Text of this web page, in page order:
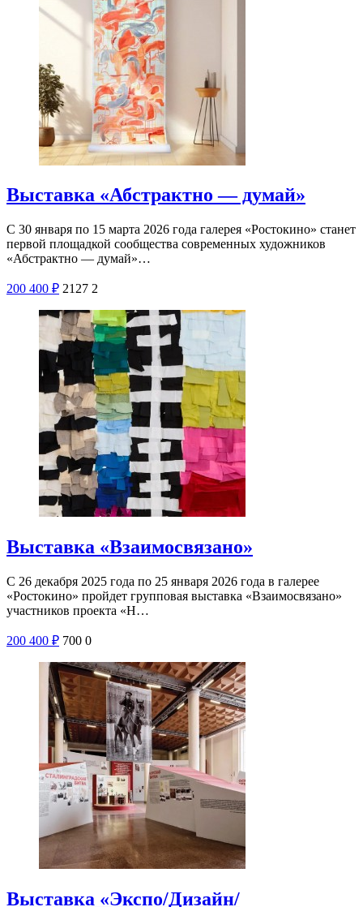
Выставка «Абстрактно — думай»
С 30 января по 15 марта 2026 года галерея «Ростокино» станет
первой площадкой сообщества современных художников
«Абстрактно — думай»…
200 400 ₽ 2127 2
Выставка «Взаимосвязано»
С 26 декабря 2025 года по 25 января 2026 года в галерее
«Ростокино» пройдет групповая выставка «Взаимосвязано»
участников проекта «Н…
200 400 ₽ 700 0
Выставка «Экспо/Дизайн/